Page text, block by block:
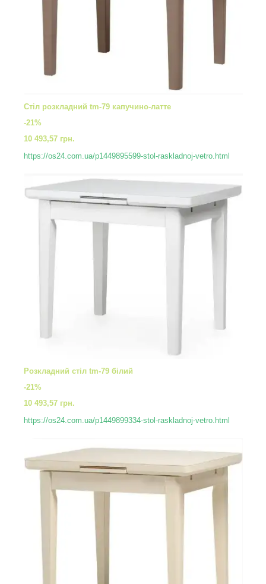
Стіл розкладний tm-79 капучино-латте
-21%
10 493,57 грн.
https://os24.com.ua/p1449895599-stol-raskladnoj-vetro.html
Розкладний стіл tm-79 білий
-21%
10 493,57 грн.
https://os24.com.ua/p1449899334-stol-raskladnoj-vetro.html